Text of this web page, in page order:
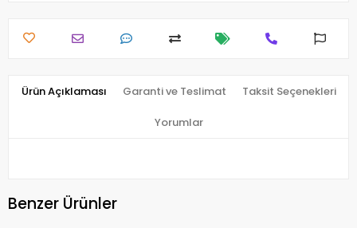
Ürün Açıklaması Garanti ve Teslimat Taksit Seçenekleri
Yorumlar
Benzer Ürünler